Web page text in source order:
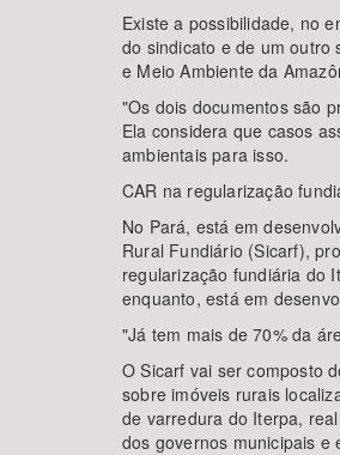
Existe a possibilidade, no
do sindicato e de um outro
e Meio Ambiente da
"Os dois documentos são
Ela considera que casos
ambientais para isso.
CAR na regularização
No Pará, está em
Rural Fundiário (Sicarf),
regularização fundiária do
enquanto, está em
"Já tem mais de 70% da
O Sicarf vai ser composto
sobre imóveis rurais
de varredura do Iterpa,
dos governos municipais e